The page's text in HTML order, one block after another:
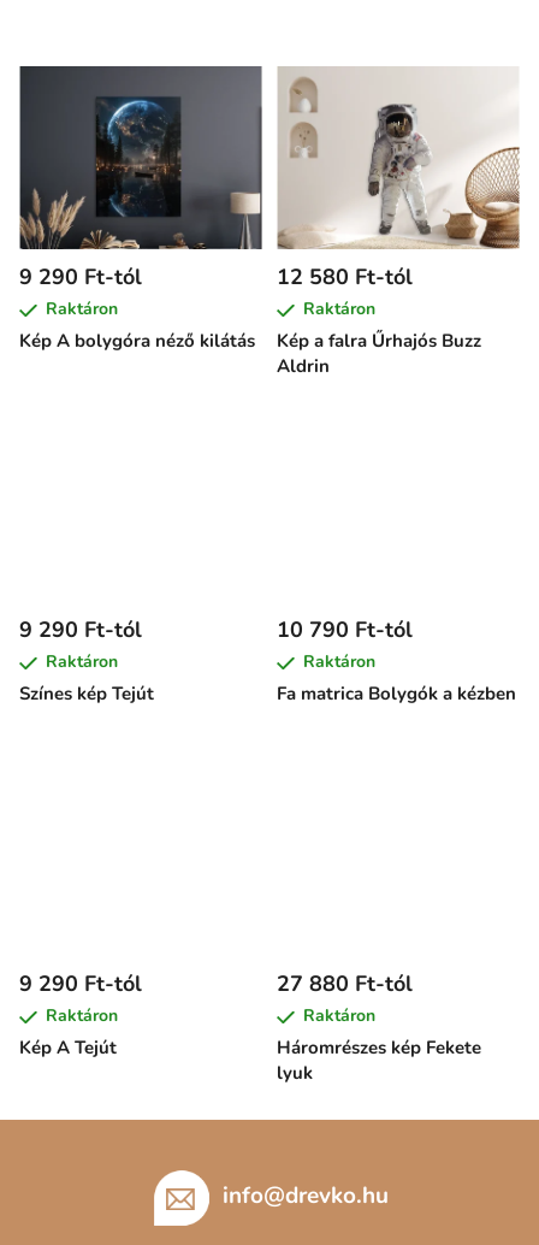
Kép A bolygóra néző kilátás
9 290 Ft-tól
Raktáron
Kép a falra Űrhajós Buzz
Aldrin
12 580 Ft-tól
Raktáron
Színes kép Tejút
9 290 Ft-tól
Raktáron
Fa matrica Bolygók a kézben
10 790 Ft-tól
Raktáron
Kép A Tejút
9 290 Ft-tól
Raktáron
Háromrészes kép Fekete
lyuk
27 880 Ft-tól
Raktáron
info@drevko.hu